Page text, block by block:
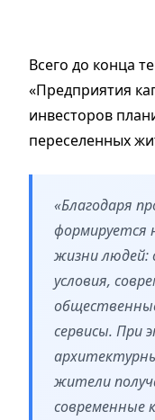
Всего до конца
«Предприятия
инвесторов
переселенных
​«Благодаря
формируется
жизни людей:
условия,
сервисы. При
жители
современные